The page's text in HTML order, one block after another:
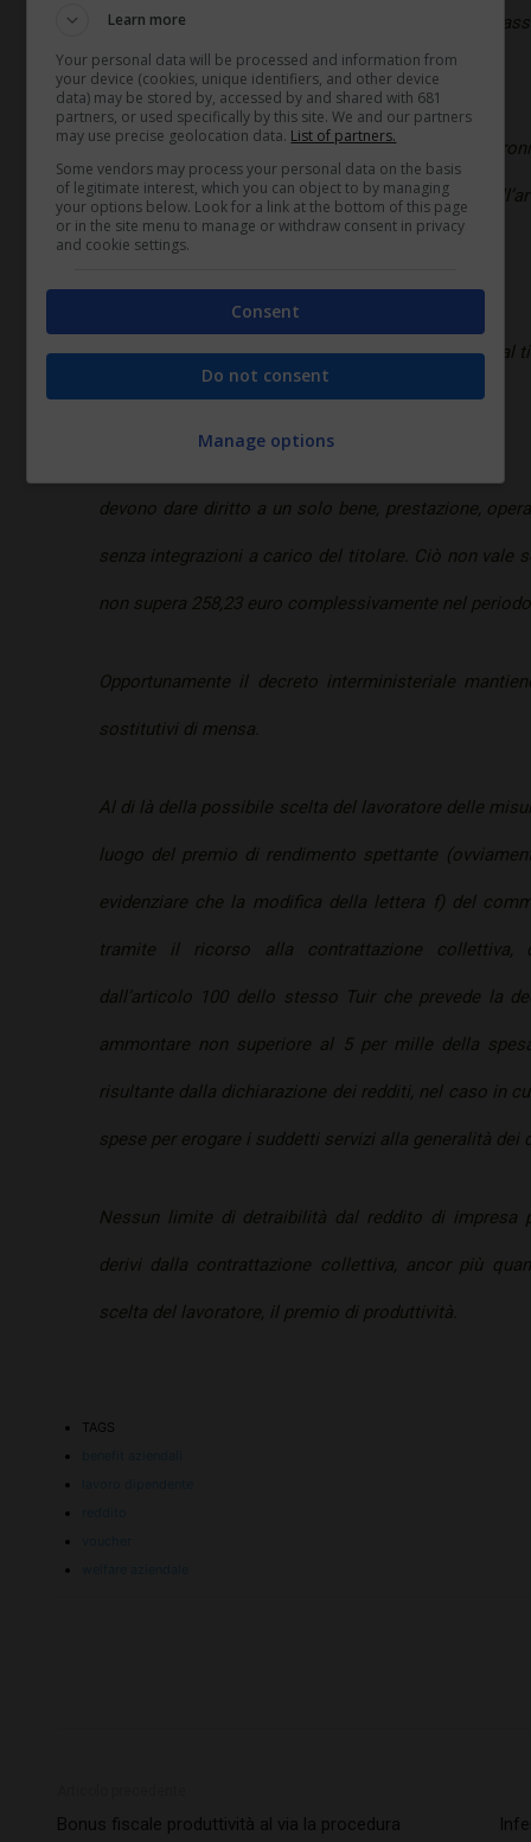
medesimi familiari e per la fruizione di servizi di
autosufficienti.
Qualora si ricorra ai voucher, sia cartacei che
vanno però rispettati i requisiti tassativi previsti
non possono essere utilizzati da persona diversa dal
non possono essere monetizzati o ceduti a terzi;
devono dare diritto a un solo bene, prestazione,
senza integrazioni a carico del titolare. Ciò non vale
non supera 258,23 euro complessivamente nel
Opportunamente il decreto interministeriale
sostitutivi di mensa.
Al di là della possibile scelta del lavoratore delle
luogo del premio di rendimento spettante
evidenziare che la modifica della lettera f) del
tramite il ricorso alla contrattazione collettiva,
dall’articolo 100 dello stesso Tuir che prevede la
ammontare non superiore al 5 per mille della
risultante dalla dichiarazione dei redditi, nel caso in
spese per erogare i suddetti servizi alla generalità dei
Nessun limite di detraibilità dal reddito di impresa
derivi dalla contrattazione collettiva, ancor più
scelta del lavoratore, il premio di produttività.
TAGS
Bonus fiscale produttività al via la procedura
Learn more
Your personal data will be processed and information from
your device (cookies, unique identifiers, and other device
data) may be stored by, accessed by and shared with 681
partners, or used specifically by this site. We and our partners
may use precise geolocation data. List of partners.
Some vendors may process your personal data on the basis
of legitimate interest, which you can object to by managing
your options below. Look for a link at the bottom of this page
or in the site menu to manage or withdraw consent in privacy
and cookie settings.
Consent
Do not consent
Manage options